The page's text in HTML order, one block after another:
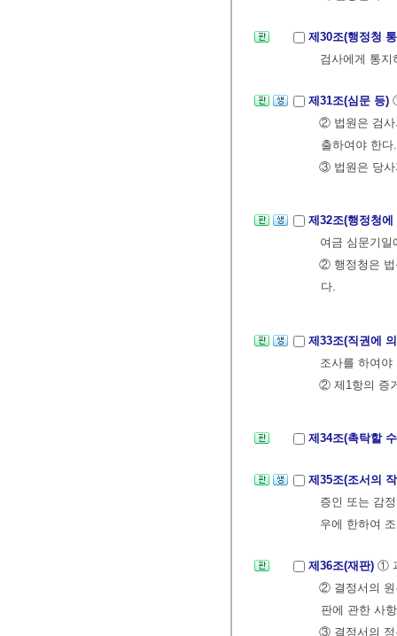
제30조(행정청
검사에게 통지
제31조(심문 등)
② 법원은 검사
출하여야 한다.
③ 법원은 당사
제32조(행정청
여금 심문기
② 행정청은 법
다.
제33조(직권에
조사를 하여야
② 제1항의 증
제34조(촉탁할
제35조(조서의
증인 또는 감
우에 한하여
제36조(재판) ①
② 결정서의 원
판에 관한 사
③ 결정서의 정